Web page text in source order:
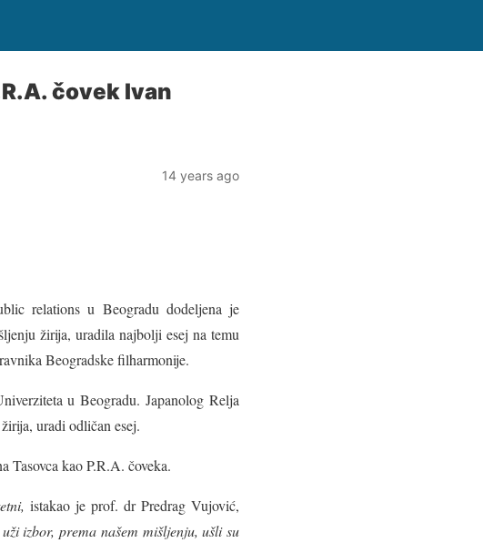
čovek Ivan
14 years ago
relations u Beogradu dodeljena je
žirija, uradila najbolji esej na temu
Beogradske filharmonije.
u Beogradu. Japanolog Relja
uradi odličan esej.
Tasovca kao P.R.A. čoveka.
istakao je prof. dr Predrag Vujović,
izbor, prema našem mišljenju, ušli su